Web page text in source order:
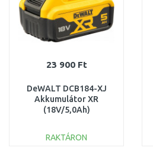
23 900 Ft
DeWALT DCB184-XJ
Akkumulátor XR
(18V/5,0Ah)
RAKTÁRON